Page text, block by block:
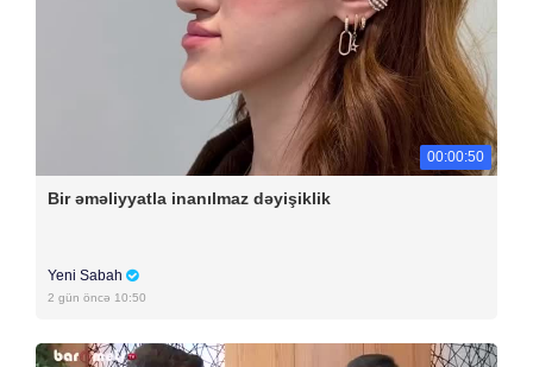
00:00:50
Bir əməliyyatla inanılmaz dəyişiklik
Yeni Sabah
2 gün öncə 10:50